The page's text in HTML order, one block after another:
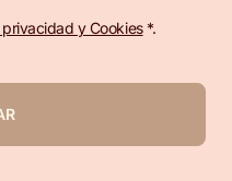
y Cookies*.